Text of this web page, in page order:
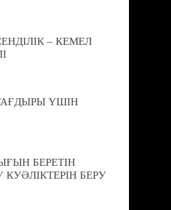
– КЕМЕЛ
ҮШІН
БЕРЕТІН
БЕРУ